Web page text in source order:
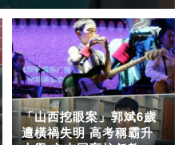
「山西挖眼案」郭斌6歲
遭橫禍失明 高考稱霸升